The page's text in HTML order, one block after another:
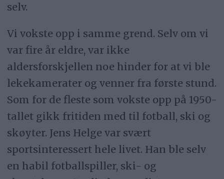
selv.
Vi vokste opp i samme grend. Selv om vi
var fire år eldre, var ikke
aldersforskjellen noe hinder for at vi ble
lekekamerater og venner fra første stund.
Som for de fleste som vokste opp på 1950-
tallet gikk fritiden med til fotball, ski og
skøyter. Jens Helge var svært
sportsinteressert hele livet. Han ble selv
en habil fotballspiller, ski- og